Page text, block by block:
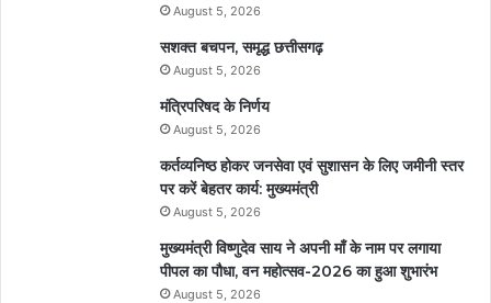
August 5, 2026
सशक्त बचपन, समृद्ध छत्तीसगढ़
August 5, 2026
मंत्रिपरिषद के निर्णय
August 5, 2026
कर्तव्यनिष्ठ होकर जनसेवा एवं सुशासन के लिए जमीनी स्तर
पर करें बेहतर कार्य: मुख्यमंत्री
August 5, 2026
मुख्यमंत्री विष्णुदेव साय ने अपनी माँ के नाम पर लगाया
पीपल का पौधा, वन महोत्सव-2026 का हुआ शुभारंभ
August 5, 2026